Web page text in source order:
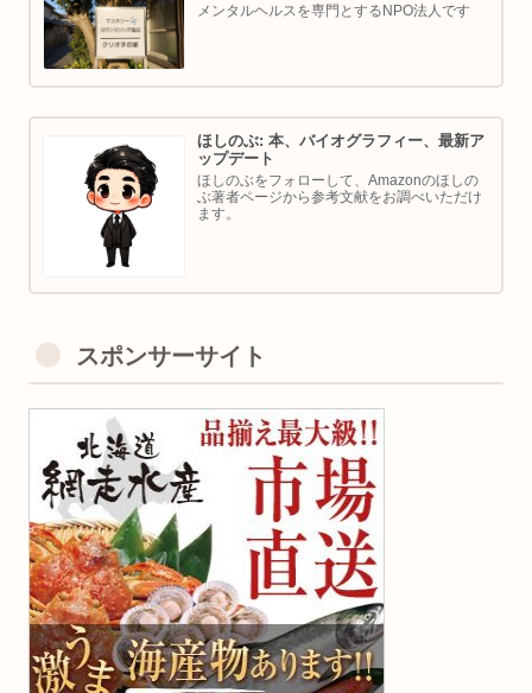
メンタルヘルスを専門とするNPO法人です
ほしのぶ: 本、バイオグラフィー、最新ア
ップデート
ほしのぶをフォローして、Amazonのほしの
ぶ著者ページから参考文献をお調べいただけ
ます。
スポンサーサイト